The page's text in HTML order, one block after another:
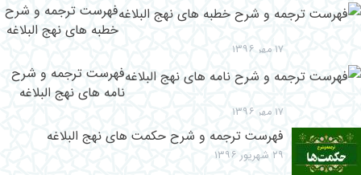
فهرست ترجمه و شرح
خطبه های نهج البلاغه
۱۷ مهر ۱۳۹۶
فهرست ترجمه و شرح
نامه های نهج البلاغه
۱۷ مهر ۱۳۹۶
فهرست ترجمه و شرح حکمت های نهج البلاغه
۲۹ شهریور ۱۳۹۶